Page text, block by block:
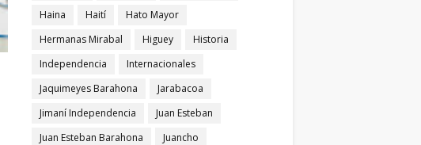
Haina
Haití
Hato Mayor
Hermanas Mirabal
Higuey
Historia
Independencia
Internacionales
Jaquimeyes Barahona
Jarabacoa
Jimaní Independencia
Juan Esteban
Juan Esteban Barahona
Juancho